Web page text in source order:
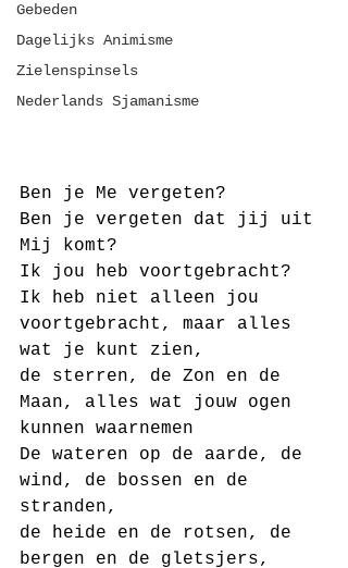
Gebeden
Dagelijks Animisme
Zielenspinsels
Nederlands Sjamanisme
Ben je Me vergeten?
Ben je vergeten dat jij uit
Mij komt?
Ik jou heb voortgebracht?
Ik heb niet alleen jou
voortgebracht, maar alles
wat je kunt zien,
de sterren, de Zon en de
Maan, alles wat jouw ogen
kunnen waarnemen
De wateren op de aarde, de
wind, de bossen en de
stranden,
de heide en de rotsen, de
bergen en de gletsjers,